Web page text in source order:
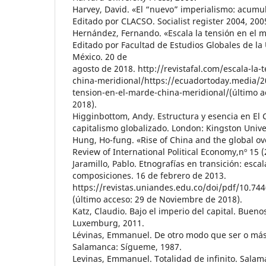
Harvey, David. «El “nuevo” imperialismo:
Editado por CLACSO. Socialist register 2004,
Hernández, Fernando. «Escala la tensión en el
Editado por Facultad de Estudios Globales de
México. 20 de
agosto de 2018. http://revistafal.com/escala-la-
china-meridional/https://ecuadortoday.media/
tension-en-el-marde-china-meridional/(último
2018).
Higginbottom, Andy. Estructura y esencia en El
capitalismo globalizado. London: Kingston
Hung, Ho-fung. «Rise of China and the global
Review of International Political Economy,nº 15
Jaramillo, Pablo. Etnografías en transición:
composiciones. 16 de febrero de 2013.
https://revistas.uniandes.edu.co/doi/pdf/
(último acceso: 29 de Noviembre de 2018).
Katz, Claudio. Bajo el imperio del capital.
Luxemburg, 2011.
Lévinas, Emmanuel. De otro modo que ser o
Salamanca: Sígueme, 1987.
Levinas, Emmanuel. Totalidad de infinito.